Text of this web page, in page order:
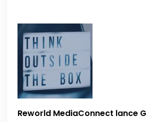
Reworld MediaConnect lance